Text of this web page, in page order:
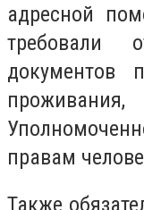
адресной
требовали
документов
правам
Также